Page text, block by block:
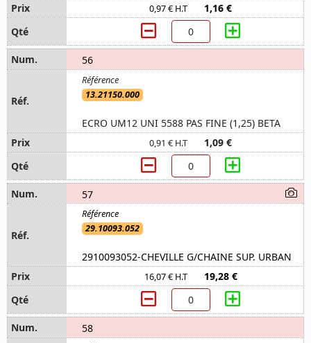
0,97 € H.T 1,16 €
56
13.21150.000
ECRO UM12 UNI 5588 PAS FINE (1,25) BETA
0,91 € H.T 1,09 €
57
29.10093.052
2910093052-CHEVILLE G/CHAINE SUP. URBAN
16,07 € H.T 19,28 €
58